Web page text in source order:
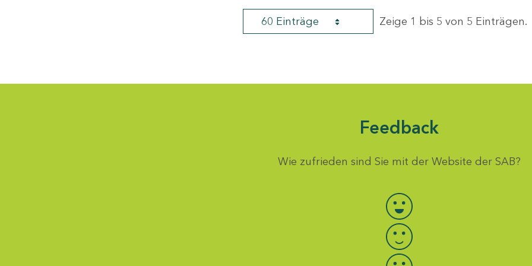
60 Einträge Zeige 1 bis 5 von 5 Einträgen.
Feedback
Wie zufrieden sind Sie mit der Website der SAB?
Bewertung auswählen